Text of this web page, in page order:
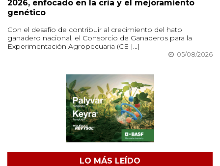
2026, enfocado en la cría y el mejoramiento
genético
Con el desafío de contribuir al crecimiento del hato
ganadero nacional, el Consorcio de Ganaderos para la
Experimentación Agropecuaria (CE [...]
05/08/2026
LO MÁS LEÍDO